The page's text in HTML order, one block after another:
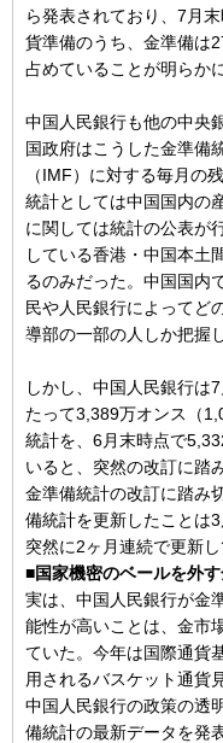
ら発表されており、7月
貨準備のうち、金準備は
占めていることが明らか
中国人民銀行も他の中央
国政府はこうした金準備
（IMF）に対する毎月の
統計としては中国国内の
に関しては統計の公表が
している香港・中国本土
るのみだった。中国国内
民や人民銀行によってど
導部の一部の人しか把握
しかし、中国人民銀行は
たって3,389万オンス（
統計を、6月末時点で
いると、突然の改訂に踏
金準備統計の改訂に踏み
備統計を更新したことは
突然に2ヶ月連続で更新
■国家機密のベールを外
実は、中国人民銀行が金
能性が高いことは、金市
ていた。今年は国際通貨
用されるバスケット通貨
中国人民銀行の政策の透
備統計の最新データを発